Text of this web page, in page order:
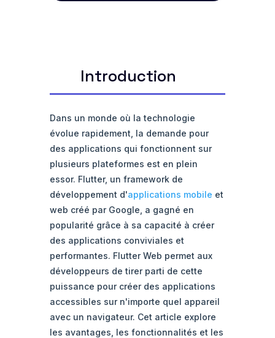
Introduction
Dans un monde où la technologie
évolue rapidement, la demande pour
des applications qui fonctionnent sur
plusieurs plateformes est en plein
essor. Flutter, un framework de
développement d'applications mobile et
web créé par Google, a gagné en
popularité grâce à sa capacité à créer
des applications conviviales et
performantes. Flutter Web permet aux
développeurs de tirer parti de cette
puissance pour créer des applications
accessibles sur n'importe quel appareil
avec un navigateur. Cet article explore
les avantages, les fonctionnalités et les